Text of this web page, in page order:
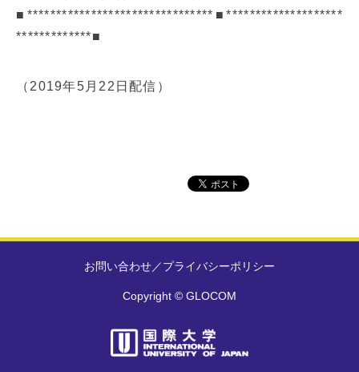
■********************************■********************
*************■
（2019年5月22日配信）
お問い合わせ／プライバシーポリシー
Copyright © GLOCOM